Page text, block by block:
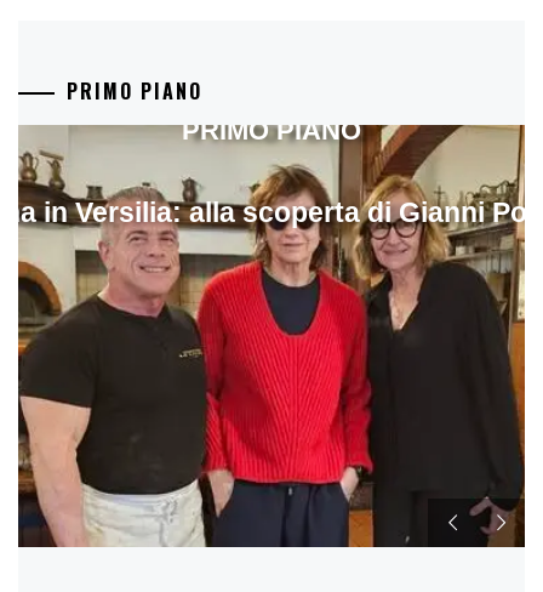
PRIMO PIANO
in Versilia: alla scoperta di Gianni
PRIMO PIANO